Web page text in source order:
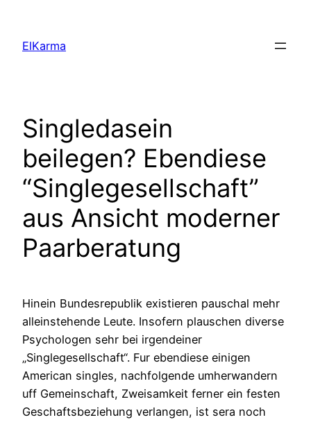
content
ElKarma
Singledasein
beilegen? Ebendiese
“Singlegesellschaft”
aus Ansicht moderner
Paarberatung
Hinein Bundesrepublik existieren pauschal mehr
alleinstehende Leute. Insofern plauschen diverse
Psychologen sehr bei irgendeiner
„Singlegesellschaft“. Fur ebendiese einigen
American singles, nachfolgende umherwandern
uff Gemeinschaft, Zweisamkeit ferner ein festen
Geschaftsbeziehung verlangen, ist sera noch